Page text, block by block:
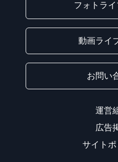
フォトラ
動画ライ
お問い
運営
広告
サイト